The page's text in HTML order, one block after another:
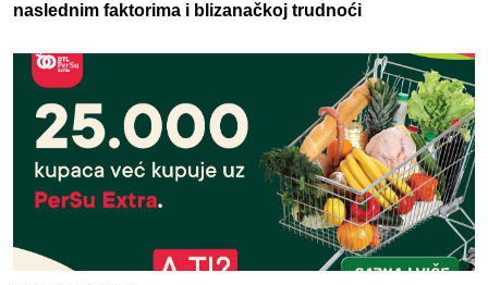
naslednim faktorima i blizanačkoj trudnoći